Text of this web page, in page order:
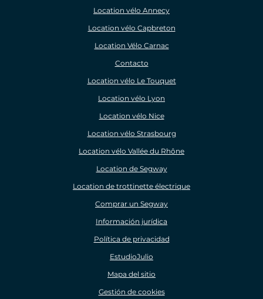
Location vélo Annecy
Location vélo Capbreton
Location Vélo Carnac
Contacto
Location vélo Le Touquet
Location vélo Lyon
Location vélo Nice
Location vélo Strasbourg
Location vélo Vallée du Rhône
Location de Segway
Location de trottinette électrique
Comprar un Segway
Información jurídica
Política de privacidad
EstudioJulio
Mapa del sitio
Gestión de cookies